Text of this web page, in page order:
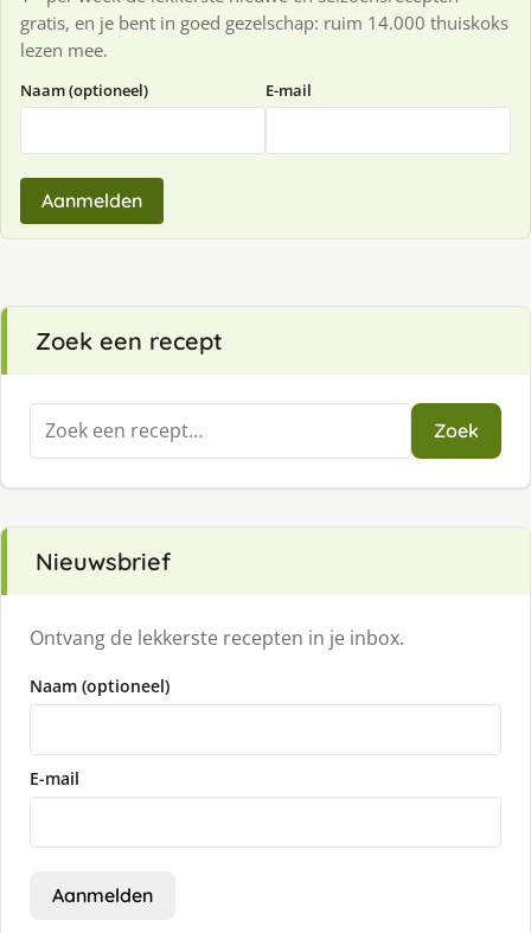
gratis, en je bent in goed gezelschap: ruim 14.000 thuiskoks
lezen mee.
Naam (optioneel) E-mail
Aanmelden
Zoek een recept
Zoeken
naar:
Zoek
Nieuwsbrief
Ontvang de lekkerste recepten in je inbox.
Naam (optioneel)
E-mail
Aanmelden